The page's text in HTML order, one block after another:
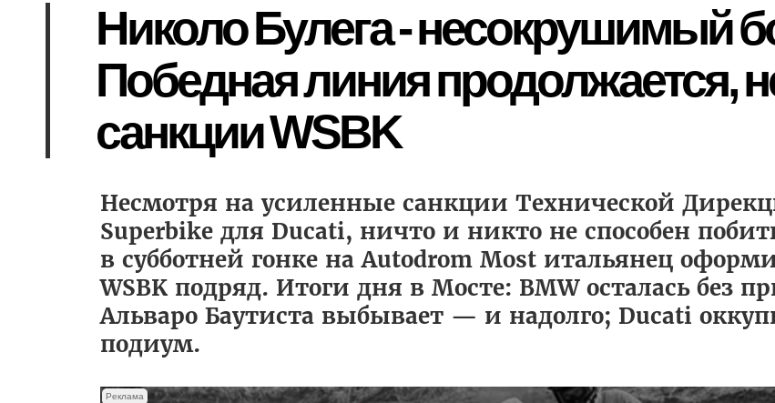
Николо Булега - несокрушимый
Победная линия продолжается,
санкции WSBK
Несмотря на усиленные санкции Технической
Superbike для Ducati, ничто и никто не способен
в субботней гонке на Autodrom Most итальянец
WSBK подряд. Итоги дня в Мосте: BMW осталась без
Альваро Баутиста выбывает — и надолго; Ducati
подиум.
Реклама